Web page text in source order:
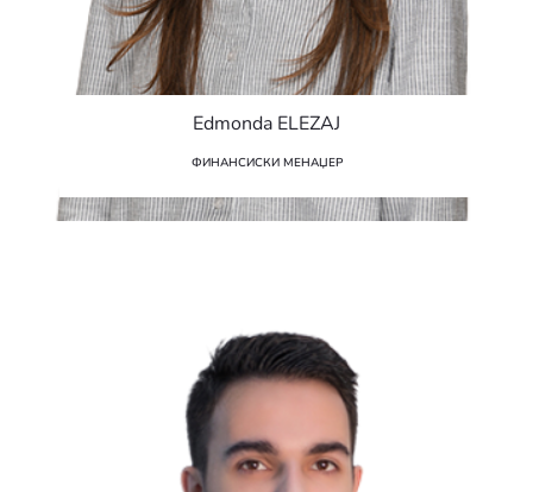
Edmonda ELEZAJ
ФИНАНСИСКИ МЕНАЏЕР